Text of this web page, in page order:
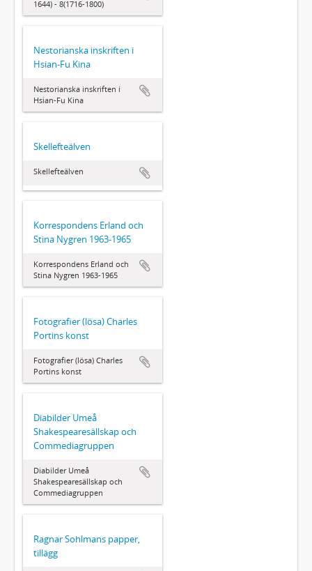
1644) - 8(1716-1800)
Nestorianska inskriften i
Hsian-Fu Kina
Nestorianska inskriften i
Hsian-Fu Kina
Skellefteälven
Skellefteälven
Korrespondens Erland och
Stina Nygren 1963-1965
Korrespondens Erland och
Stina Nygren 1963-1965
Fotografier (lösa) Charles
Portins konst
Fotografier (lösa) Charles
Portins konst
Diabilder Umeå
Shakespearesällskap och
Commediagruppen
Diabilder Umeå
Shakespearesällskap och
Commediagruppen
Ragnar Sohlmans papper,
tillägg